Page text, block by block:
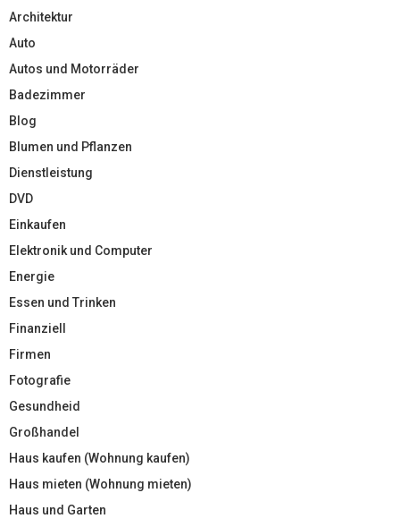
Architektur
Auto
Autos und Motorräder
Badezimmer
Blog
Blumen und Pflanzen
Dienstleistung
DVD
Einkaufen
Elektronik und Computer
Energie
Essen und Trinken
Finanziell
Firmen
Fotografie
Gesundheid
Großhandel
Haus kaufen (Wohnung kaufen)
Haus mieten (Wohnung mieten)
Haus und Garten